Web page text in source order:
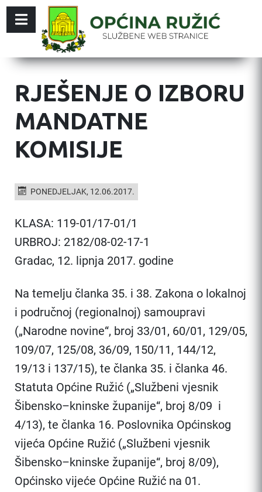
RJEŠENJE O IZBORU
MANDATNE
KOMISIJE
PONEDJELJAK, 12.06.2017.
KLASA: 119-01/17-01/1
URBROJ: 2182/08-02-17-1
Gradac, 12. lipnja 2017. godine
Na temelju članka 35. i 38. Zakona o lokalnoj
i područnoj (regionalnoj) samoupravi
(„Narodne novine“, broj 33/01, 60/01, 129/05,
109/07, 125/08, 36/09, 150/11, 144/12,
19/13 i 137/15), te članka 35. i članka 46.
Statuta Općine Ružić („Službeni vjesnik
Šibensko–kninske županije“, broj 8/09 i
4/13), te članka 16. Poslovnika Općinskog
vijeća Općine Ružić („Službeni vjesnik
Šibensko–kninske županije“, broj 8/09),
Općinsko vijeće Općine Ružić na 01.